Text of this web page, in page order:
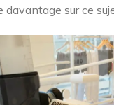
davantage sur ce